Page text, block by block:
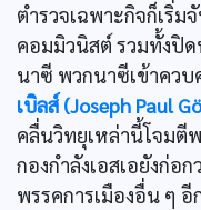
ตำรวจเฉพาะกิจก็เริ่
คอมมิวนิสต์ รวมทั้งปิ
นาซี พวกนาซีเข้าคว
เบิลส์ (Joseph Paul
คลื่นวิทยุเหล่านี้โจมตี
กองกำลังเอสเอยังก่อ
พรรคการเมืองอื่น ๆ อี